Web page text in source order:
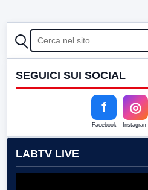
CERCA
SEGUICI SUI SOCIAL
f
Facebook
◎
Instagram
LABTV LIVE